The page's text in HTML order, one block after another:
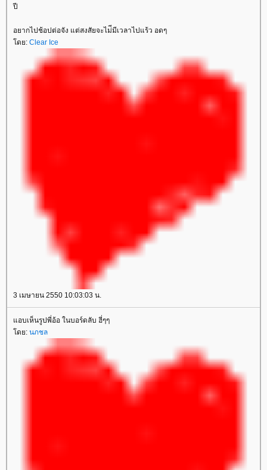
ปี
อยากไปช้อปต่อจัง แต่สงสัยจะไม่ีมีเวลาไปแร้ว อดๆ
ดย: Clear Ice
3 เมษายน 2550 10:03:03 น.
อบเห็นรูปพี่อ้อ ในบอร์ดลับ ฮี่ๆๆ
ดย: นภชล